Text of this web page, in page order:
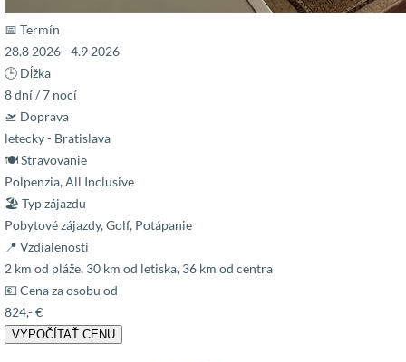
📅 Termín
28.8 2026 - 4.9 2026
🕒 Dĺžka
8 dní / 7 nocí
🛫 Doprava
letecky - Bratislava
🍽 Stravovanie
Polpenzia, All Inclusive
🏖 Typ zájazdu
Pobytové zájazdy, Golf, Potápanie
📍 Vzdialenosti
2 km od pláže, 30 km od letiska, 36 km od centra
💶 Cena za osobu od
824,- €
VYPOČÍTAŤ CENU